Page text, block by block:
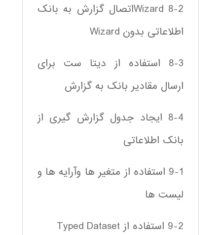
8-2 Wizardاتصال گزارش به بانک
اطلاعاتی بدون Wizard
8-3 استفاده از دیتا ست برای
ارسال مقادیر بانک به گزارش
8-4 ایجاد جدول گزارش گیری از
بانک اطلاعاتی
9-1 استفاده از متغیر ها وآرایه ها و
لیست ها
9-2 استفاده از Typed Dataset